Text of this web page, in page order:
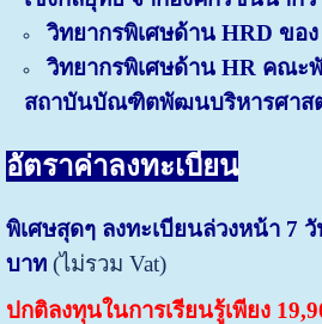
วิทยากรพิเศษด้าน HRD ขอ
วิทยากรพิเศษด้าน HR คณ
สถาบันบัณฑิตพัฒนบริหารศาส
อัตราค่าลงทะเบียน
พิเศษสุดๆ ลงทะเบียนล่วงหน้า 7 วั
บาท (ไม่รวม Vat)
ปกติลงทุนในการเรียนรู้เพียง